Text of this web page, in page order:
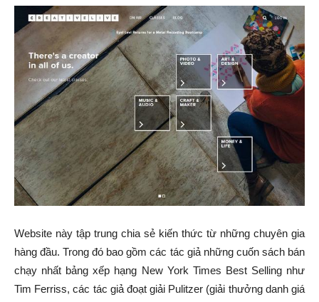
Website này tập trung chia sẻ kiến thức từ những chuyên gia
hàng đầu. Trong đó bao gồm các tác giả những cuốn sách bán
chạy nhất bảng xếp hạng New York Times Best Selling như
Tim Ferriss, các tác giả đoạt giải Pulitzer (giải thưởng danh giá